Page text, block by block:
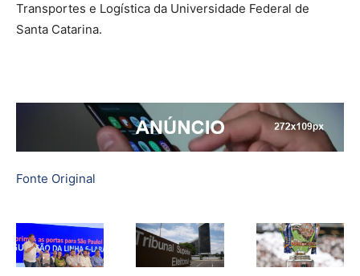
Transportes e Logística da Universidade Federal de
Santa Catarina.
Fonte Original